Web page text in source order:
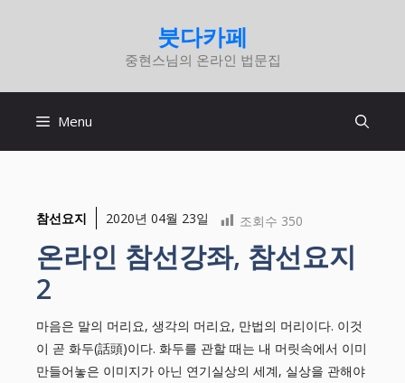
로
붓다카페
중현스님의 온라인 법문집
Menu
참선요지 2020년 04월 23일 조회수 350
온라인 참선강좌, 참선요지
2
마음은 말의 머리요, 생각의 머리요, 만법의 머리이다. 이것
이 곧 화두(話頭)이다. 화두를 관할 때는 내 머릿속에서 이미
만들어놓은 이미지가 아닌 연기실상의 세계, 실상을 관해야